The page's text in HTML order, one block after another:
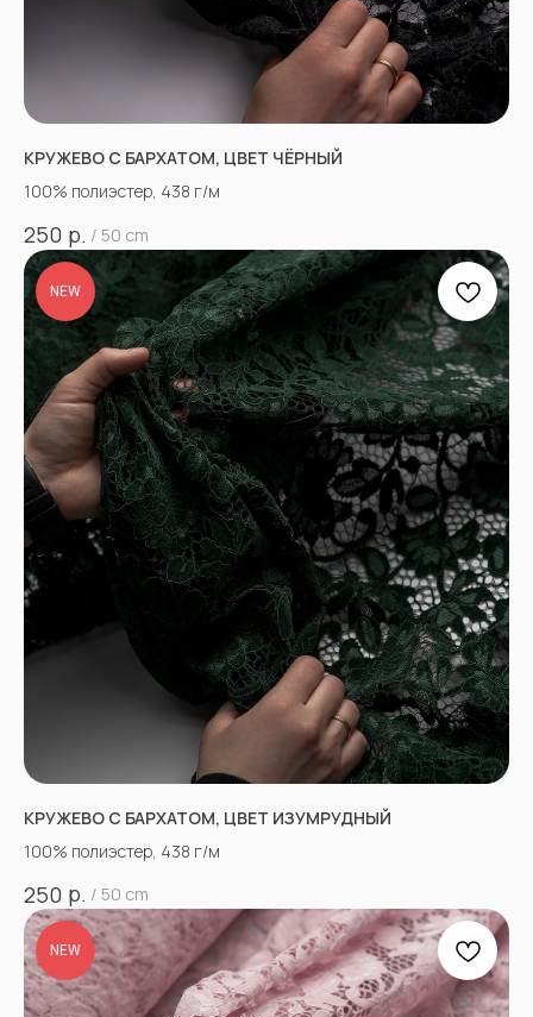
КРУЖЕВО С БАРХАТОМ, ЦВЕТ ЧЁРНЫЙ
100% полиэстер, 438 г/м
250 р. / 50 cm
NEW
КРУЖЕВО С БАРХАТОМ, ЦВЕТ ИЗУМРУДНЫЙ
100% полиэстер, 438 г/м
250 р. / 50 cm
NEW